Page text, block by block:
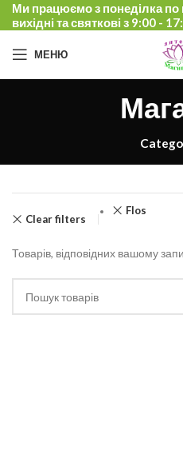
Ми працюємо з понеділка
вихідні та святкові з 9:00 -
МЕНЮ
Clear filters
Flos
Товарів, відповідних вашому